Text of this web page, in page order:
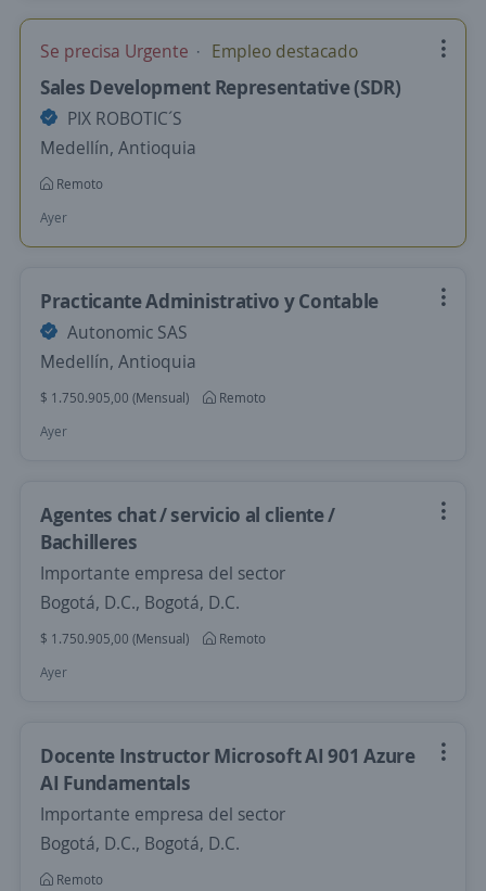
Se precisa Urgente Empleo destacado
Sales Development Representative (SDR)
PIX ROBOTIC´S
Medellín, Antioquia
Remoto
Ayer
Practicante Administrativo y Contable
Autonomic SAS
Medellín, Antioquia
$ 1.750.905,00 (Mensual)
Remoto
Ayer
Agentes chat / servicio al cliente /
Bachilleres
Importante empresa del sector
Bogotá, D.C., Bogotá, D.C.
$ 1.750.905,00 (Mensual)
Remoto
Ayer
Docente Instructor Microsoft AI 901 Azure
AI Fundamentals
Importante empresa del sector
Bogotá, D.C., Bogotá, D.C.
Remoto